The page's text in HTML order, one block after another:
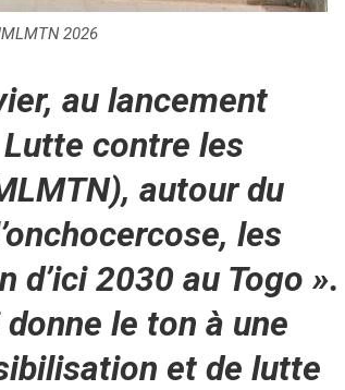
2026
au lancement
contre les
autour du
les
2030 au Togo ».
le ton à une
et de lutte